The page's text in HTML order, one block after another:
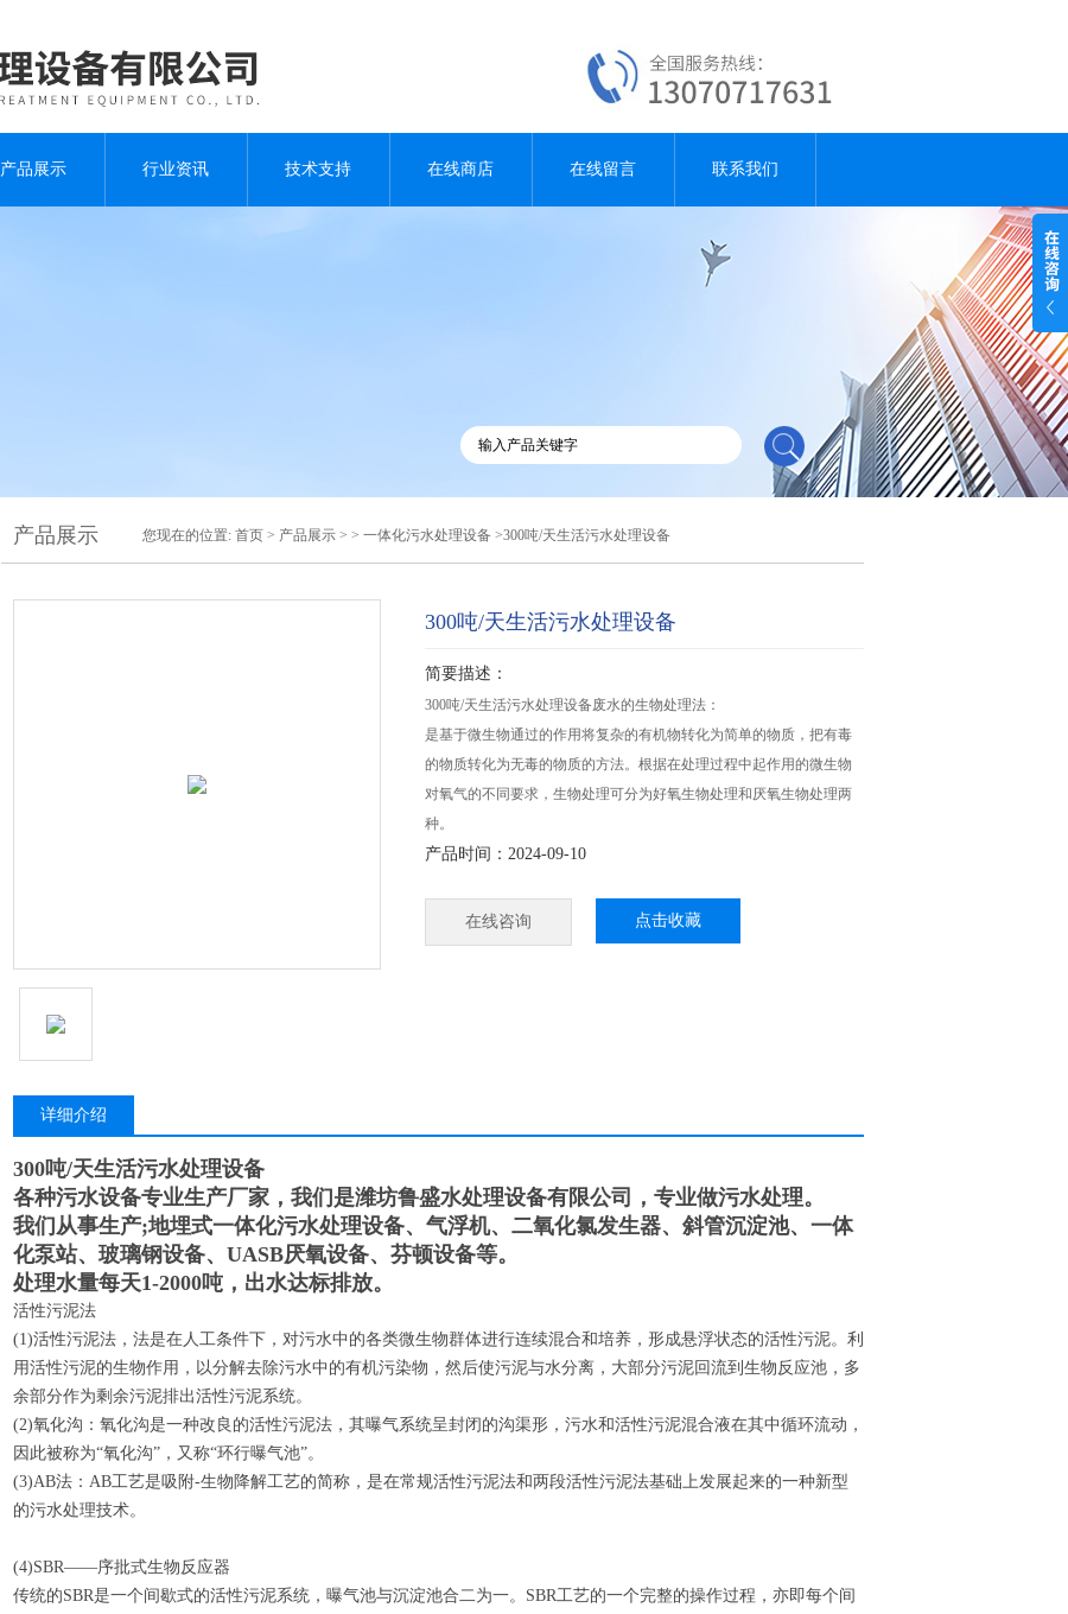
产品展示 行业资讯 技术支持 在线商店 在线留言 联系我们
产品展示 您现在的位置: 首页 > 产品展示 > > 一体化污水处理设备 >300吨/天生活污水处理设备
300吨/天生活污水处理设备
简要描述：
300吨/天生活污水处理设备废水的生物处理法：
是基于微生物通过的作用将复杂的有机物转化为简单的物质，把有毒
的物质转化为无毒的物质的方法。根据在处理过程中起作用的微生物
对氧气的不同要求，生物处理可分为好氧生物处理和厌氧生物处理两
种。
产品时间：2024-09-10
在线咨询 点击收藏
详细介绍
300吨/天生活污水处理设备
各种污水设备专业生产厂家，我们是潍坊鲁盛水处理设备有限公司，专业做污水处理。
我们从事生产;地埋式一体化污水处理设备、气浮机、二氧化氯发生器、斜管沉淀池、一体
化泵站、玻璃钢设备、UASB厌氧设备、芬顿设备等。
处理水量每天1-2000吨，出水达标排放。
活性污泥法
(1)活性污泥法，法是在人工条件下，对污水中的各类微生物群体进行连续混合和培养，形成悬浮状态的活性污泥。利
用活性污泥的生物作用，以分解去除污水中的有机污染物，然后使污泥与水分离，大部分污泥回流到生物反应池，多
余部分作为剩余污泥排出活性污泥系统。
(2)氧化沟：氧化沟是一种改良的活性污泥法，其曝气系统呈封闭的沟渠形，污水和活性污泥混合液在其中循环流动，
因此被称为“氧化沟”，又称“环行曝气池”。
(3)AB法：AB工艺是吸附-生物降解工艺的简称，是在常规活性污泥法和两段活性污泥法基础上发展起来的一种新型
的污水处理技术。
(4)SBR——序批式生物反应器
传统的SBR是一个间歇式的活性污泥系统，曝气池与沉淀池合二为一。SBR工艺的一个完整的操作过程，亦即每个间